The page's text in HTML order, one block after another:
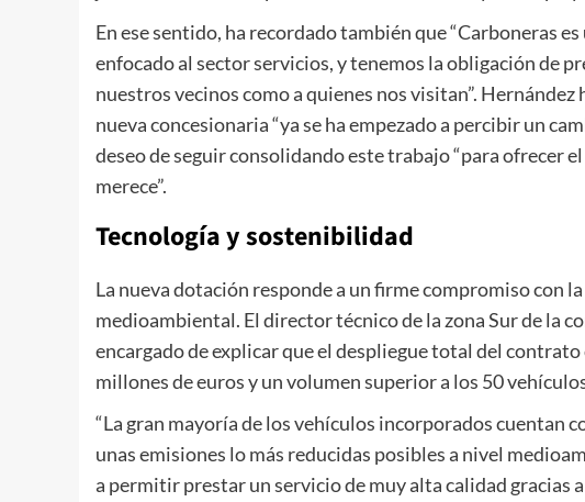
En ese sentido, ha recordado también que “Carboneras
enfocado al sector servicios, y tenemos la obligación de
nuestros vecinos como a quienes nos visitan”.
nueva concesionaria “ya se ha empezado a percibir un
deseo de seguir consolidando este trabajo “para ofrecer
merece”.
Tecnología y sostenibilidad
La nueva dotación responde a un firme compromiso con
medioambiental. El director técnico de la zona Sur de la
encargado de explicar que el despliegue total del
millones de euros y un volumen superior a los 50
“La gran mayoría de los vehículos incorporados cuentan
unas emisiones lo más reducidas posibles a nivel
a permitir prestar un servicio de muy alta calidad gracias